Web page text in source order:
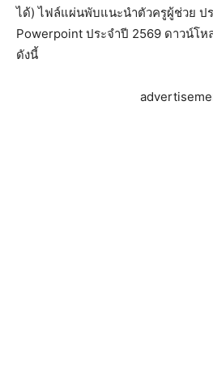
ได้) ไฟล์แผ่นพับแนะนำตัวครูผู้ช่วย
Powerpoint ประจำปี 2569 ดาวน์โห
ดังนี้